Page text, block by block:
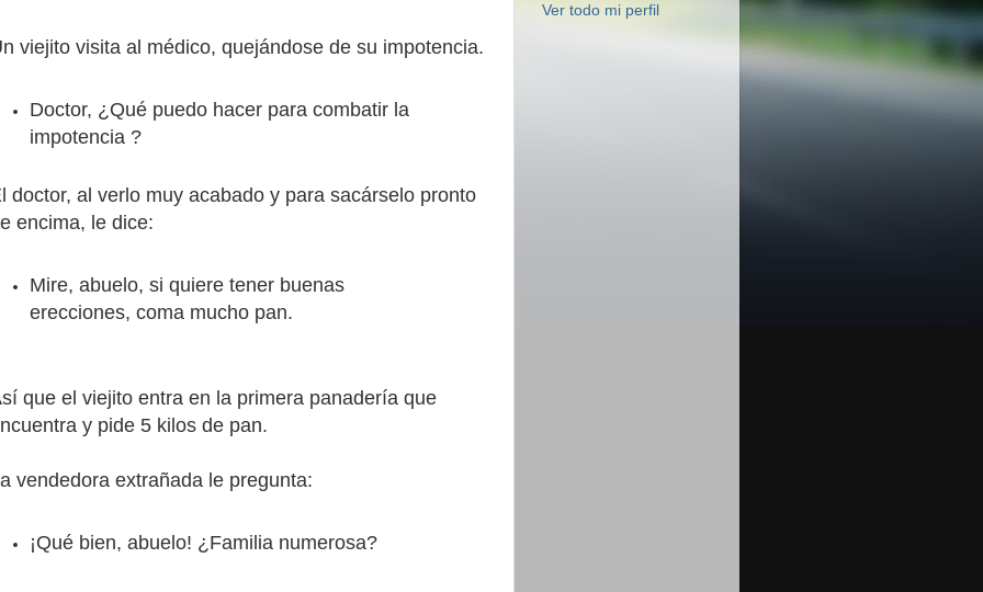
viejito visita al médico, quejándose de su impotencia.
Doctor, ¿Qué puedo hacer para combatir la
impotencia ?
doctor, al verlo muy acabado y para sacárselo pronto
encima, le dice:
Mire, abuelo, si quiere tener buenas
erecciones, coma mucho pan.
que el viejito entra en la primera panadería que
y pide 5 kilos de pan.
vendedora extrañada le pregunta:
¡Qué bien, abuelo! ¿Familia numerosa?
Ver todo mi perfil